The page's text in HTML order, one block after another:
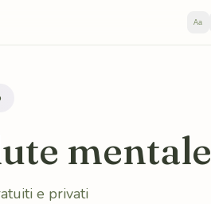
Aa
mentale
e privati